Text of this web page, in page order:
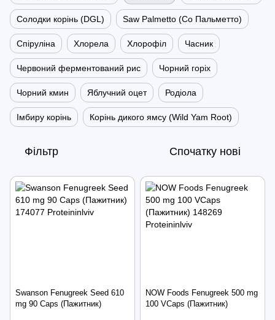
Солодки корінь (DGL) Saw Palmetto (Со Пальметто)
Спіруліна Хлорела Хлорофіл Часник
Червоний ферментований рис Чорний горіх
Чорний кмин Яблучний оцет Родіола
Імбиру корінь Корінь дикого ямсу (Wild Yam Root)
Фільтр Спочатку нові
Swanson Fenugreek Seed 610
mg 90 Caps (Пажитник)
NOW Foods Fenugreek 500 mg
100 VCaps (Пажитник)